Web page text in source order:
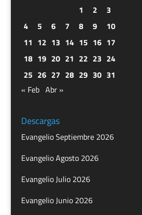
1
2
3
4
5 6 7 8 9
10
11 12 13 14 15 16 17
18 19 20 21 22 23 24
25 26 27 28 29 30 31
« Feb Abr »
Descargas
Evangelio Septiembre 2026
Evangelio Agosto 2026
Evangelio Julio 2026
Evangelio Junio 2026